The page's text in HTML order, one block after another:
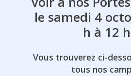
le samedi 4
h à 12
Vous trouverez ci-
tous nos